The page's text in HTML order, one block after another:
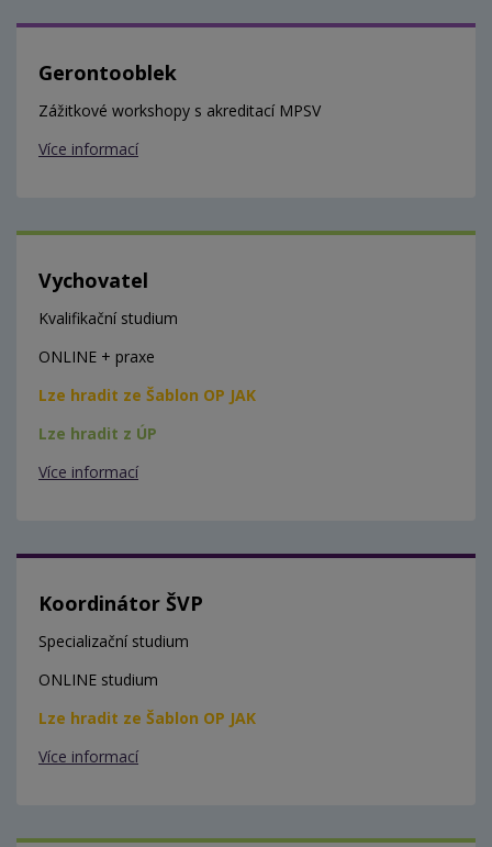
Gerontooblek
Zážitkové workshopy s akreditací MPSV
Více informací
Vychovatel
Kvalifikační studium
ONLINE + praxe
Lze hradit ze Šablon OP JAK
Lze hradit z ÚP
Více informací
Koordinátor ŠVP
Specializační studium
ONLINE studium
Lze hradit ze Šablon OP JAK
Více informací